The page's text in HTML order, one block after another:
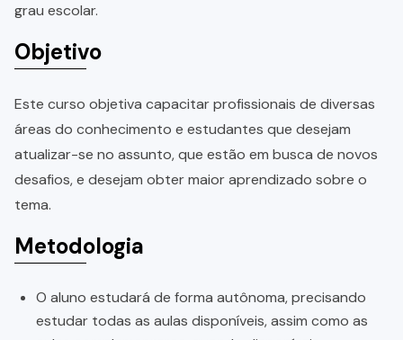
grau escolar.
Objetivo
Este curso objetiva capacitar profissionais de diversas
áreas do conhecimento e estudantes que desejam
atualizar-se no assunto, que estão em busca de novos
desafios, e desejam obter maior aprendizado sobre o
tema.
Metodologia
O aluno estudará de forma autônoma, precisando
estudar todas as aulas disponíveis, assim como as